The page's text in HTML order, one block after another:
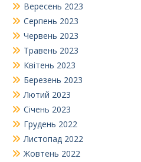
Вересень 2023
Серпень 2023
Червень 2023
Травень 2023
Квітень 2023
Березень 2023
Лютий 2023
Січень 2023
Грудень 2022
Листопад 2022
Жовтень 2022